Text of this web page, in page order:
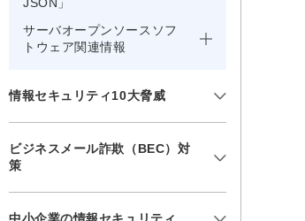
サーバオープンソースソフ
トウェア関連情報
情報セキュリティ10大脅威
ビジネスメール詐欺（BEC）対
策